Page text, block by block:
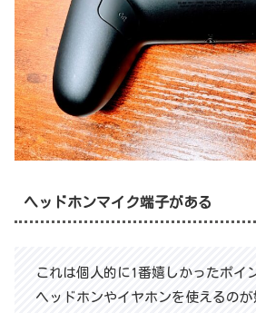
ヘッドホンマイク端子がある
これは個人的に1番嬉しかったポイ
ヘッドホンやイヤホンを使えるのが